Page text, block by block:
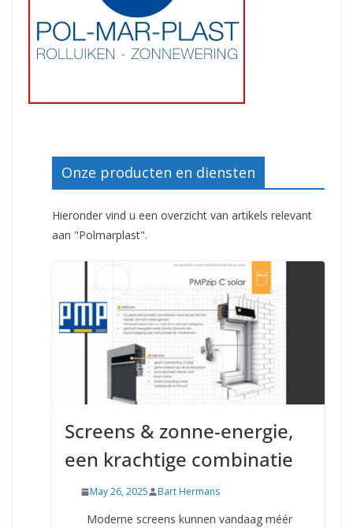
Onze producten en diensten
Hieronder vind u een overzicht van artikels relevant
aan "Polmarplast".
Screens & zonne-energie,
een krachtige combinatie
May 26, 2025 Bart Hermans
Moderne screens kunnen vandaag méér